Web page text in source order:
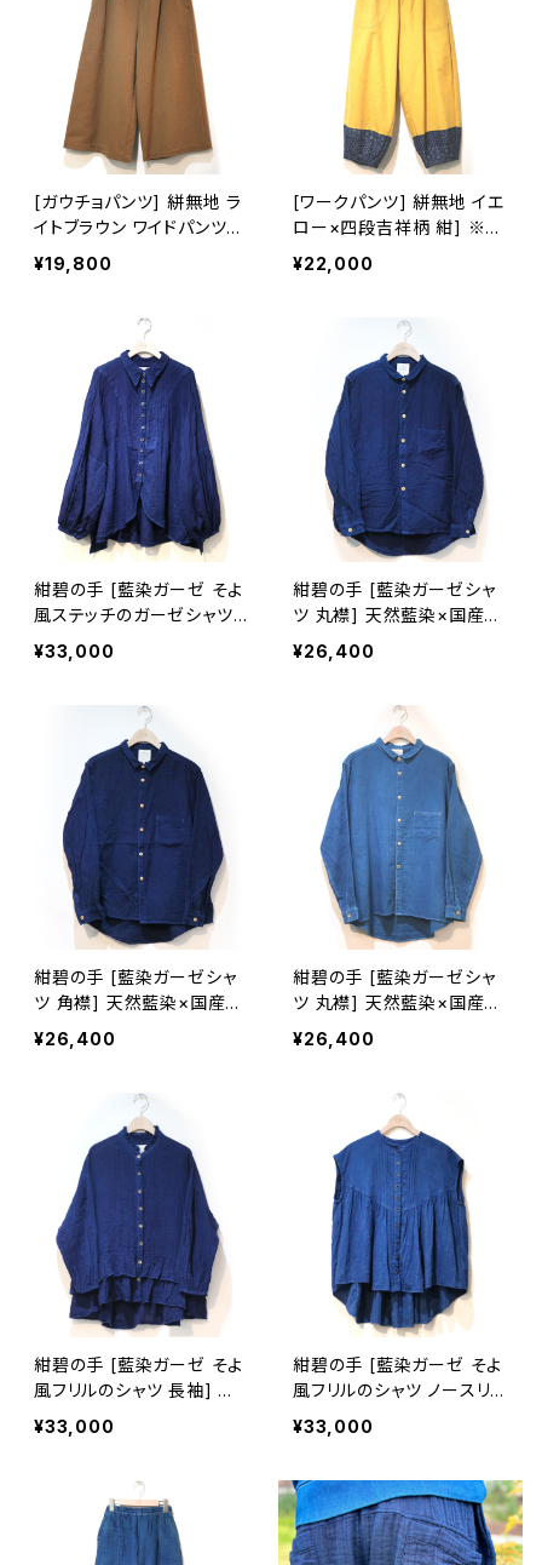
[ガウチョパンツ] 絣無地 ラ
イトブラウン ワイドパンツ
久留米絣使用 池田絣工房
¥19,800
[ワークパンツ] 絣無地 イエ
ロー×四段吉祥柄 紺] ※柄
部分：藍染手織り久留米絣
使用 池田絣工房
¥22,000
紺碧の手 [藍染ガーゼ そよ
風ステッチのガーゼシャツ
長袖] 天然藍染×国産ガー
ゼ ※職人手染め
¥33,000
紺碧の手 [藍染ガーゼシャ
ツ 丸襟] 天然藍染×国産ガ
ーゼ M・L ※職人手染め
¥26,400
紺碧の手 [藍染ガーゼシャ
ツ 角襟] 天然藍染×国産ガ
ーゼ M・L ※職人手染め
¥26,400
紺碧の手 [藍染ガーゼシャ
ツ 丸襟] 天然藍染×国産ガ
ーゼ Lサイズのみ ※職人手
染め
¥26,400
紺碧の手 [藍染ガーゼ そよ
風フリルのシャツ 長袖] 天
然藍染×国産ガーゼ ※職人
手染め
¥33,000
紺碧の手 [藍染ガーゼ そよ
風フリルのシャツ ノースリ
ーブ] 天然藍染×国産ガー
ゼ ※職人手染め
¥33,000